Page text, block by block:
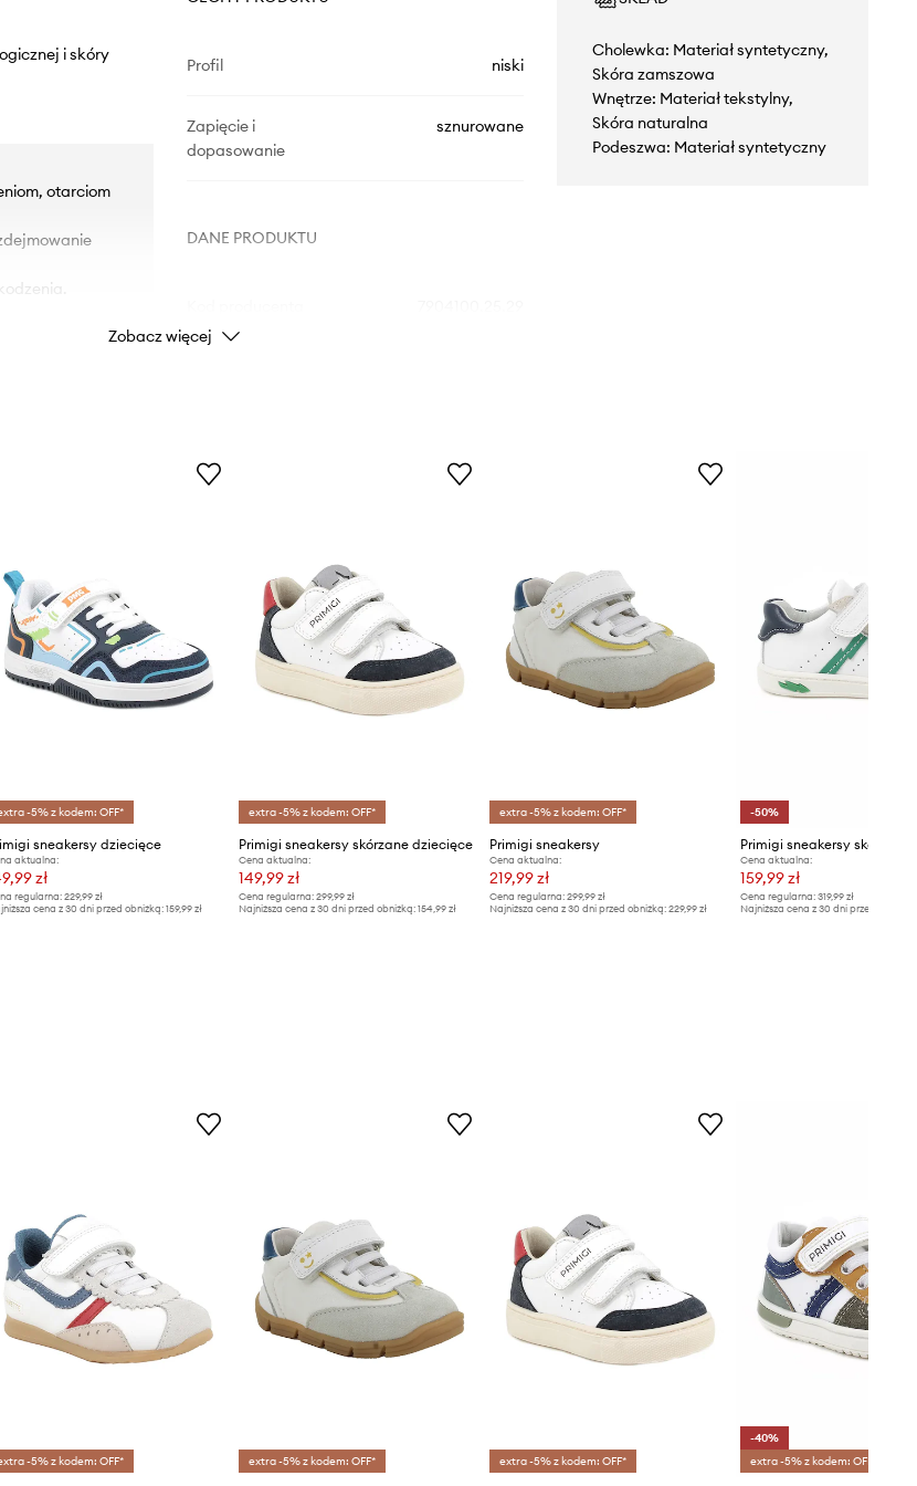
i skóry
otarciom
Profil niski
Zapięcie i
dopasowanie
sznurowane
DANE PRODUKTU
Producent
Cholewka: Materiał syntetyczny,
Skóra zamszowa
Wnętrze: Materiał tekstylny,
Skóra naturalna
Podeszwa: Materiał syntetyczny
Zobacz więcej
-5% z kodem: OFF*
sneakersy dziecięce
aktualna:
zł
regularna: 229,99 zł
cena z 30 dni przed obniżką: 159,99 zł
extra -5% z kodem: OFF*
Primigi sneakersy skórzane dziecięce
Cena aktualna:
149,99 zł
Cena regularna: 299,99 zł
Najniższa cena z 30 dni przed obniżką: 154,99 zł
extra -5% z kodem: OFF*
Primigi sneakersy
Cena aktualna:
219,99 zł
Cena regularna:299,99 zł
Najniższa cena z 30 dni przed obniżką:229,99 zł
-50%
Primigi sneakersy skórzane
Cena aktualna:
159,99 zł
Cena regularna: 319,99 zł
Najniższa cena z 30 dni przed obniżką:
-5% z kodem: OFF* extra -5% z kodem: OFF* extra -5% z kodem: OFF*
-40%
extra -5% z kodem: OFF*